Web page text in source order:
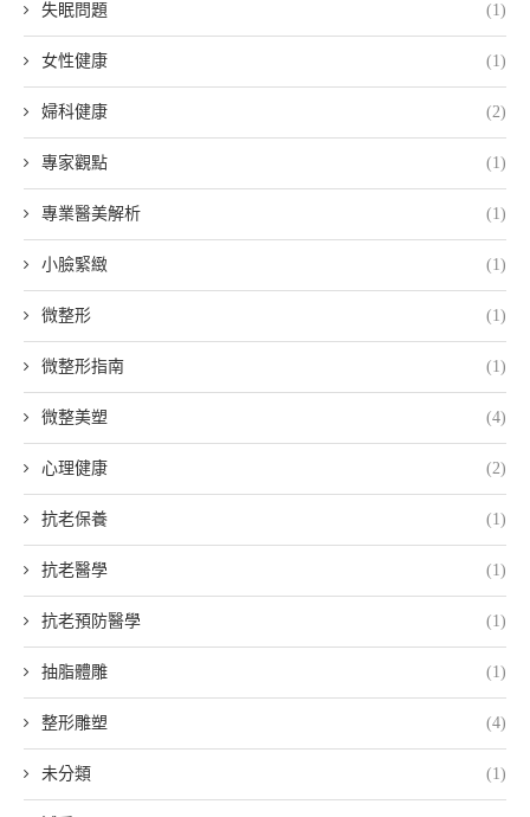
失眠問題 (1)
女性健康 (1)
婦科健康 (2)
專家觀點 (1)
專業醫美解析 (1)
小臉緊緻 (1)
微整形 (1)
微整形指南 (1)
微整美塑 (4)
心理健康 (2)
抗老保養 (1)
抗老醫學 (1)
抗老預防醫學 (1)
抽脂體雕 (1)
整形雕塑 (4)
未分類 (1)